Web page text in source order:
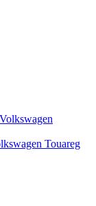
Touareg